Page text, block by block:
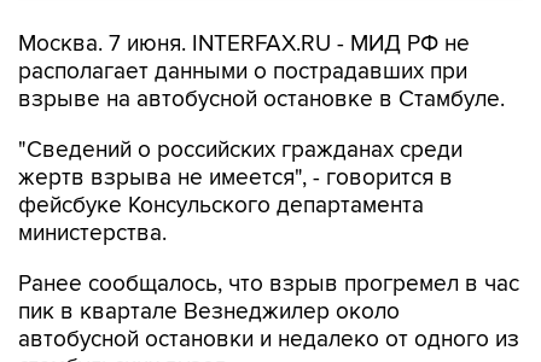
Москва. 7 июня. INTERFAX.RU - МИД РФ не
располагает данными о пострадавших при
взрыве на автобусной остановке в Стамбуле.
"Сведений о российских гражданах среди
жертв взрыва не имеется", - говорится в
фейсбуке Консульского департамента
министерства.
Ранее сообщалось, что взрыв прогремел в час
пик в квартале Везнеджилер около
автобусной остановки и недалеко от одного из